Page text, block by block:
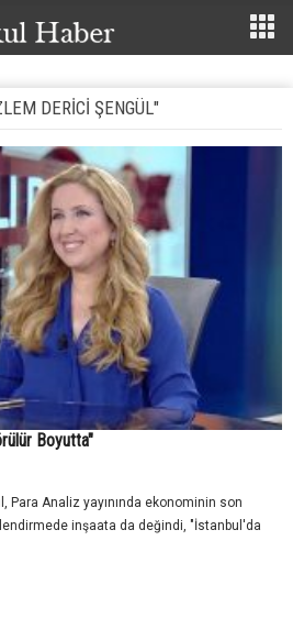
DERICI ŞENGÜL"
Boyutta"
Para Analiz yayınında ekonominin son
inşaata da değindi, "İstanbul'da